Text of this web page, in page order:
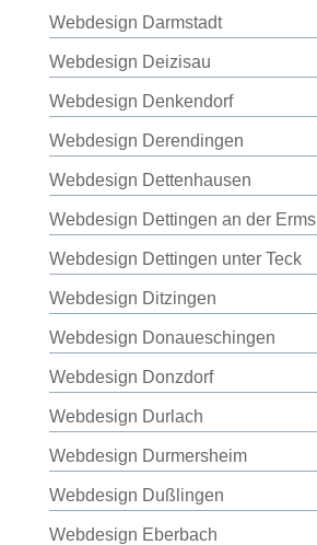
Webdesign Darmstadt
Webdesign Deizisau
Webdesign Denkendorf
Webdesign Derendingen
Webdesign Dettenhausen
Webdesign Dettingen an der Erms
Webdesign Dettingen unter Teck
Webdesign Ditzingen
Webdesign Donaueschingen
Webdesign Donzdorf
Webdesign Durlach
Webdesign Durmersheim
Webdesign Dußlingen
Webdesign Eberbach